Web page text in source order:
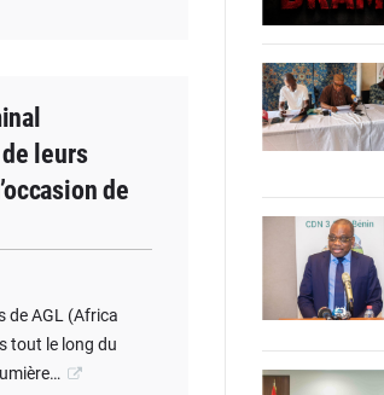
leurs
de
de AGL (Africa
tout le long du
© Ministère du Cadre
de Vie et des
© Ministère Des
Affaires Etrangères et